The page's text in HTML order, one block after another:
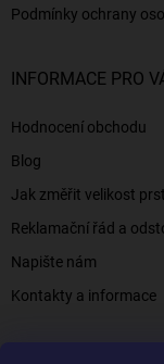
Podmínky ochrany
INFORMACE PRO
Hodnocení obchodu
Blog
Jak změřit velikost
Reklamační řád a
Napište nám
Kontakty a informace